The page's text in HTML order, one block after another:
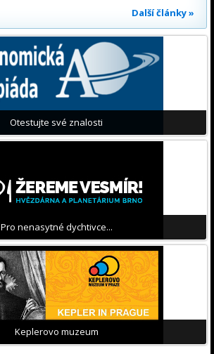
Další články »
Otestujte své znalosti
Pro nenasytné dychtivce...
Keplerovo muzeum